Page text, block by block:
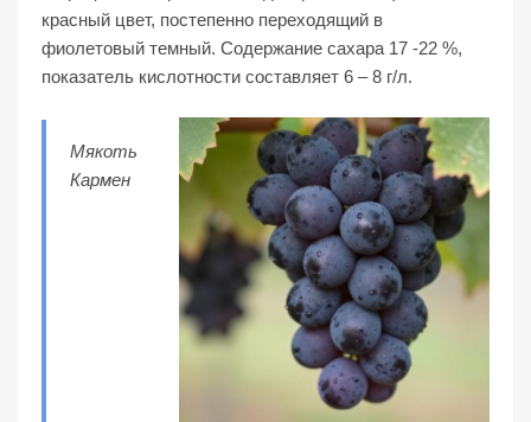
красный цвет, постепенно переходящий в
фиолетовый темный. Содержание сахара 17 -22 %,
показатель кислотности составляет 6 – 8 г/л.
Мякоть
Кармен